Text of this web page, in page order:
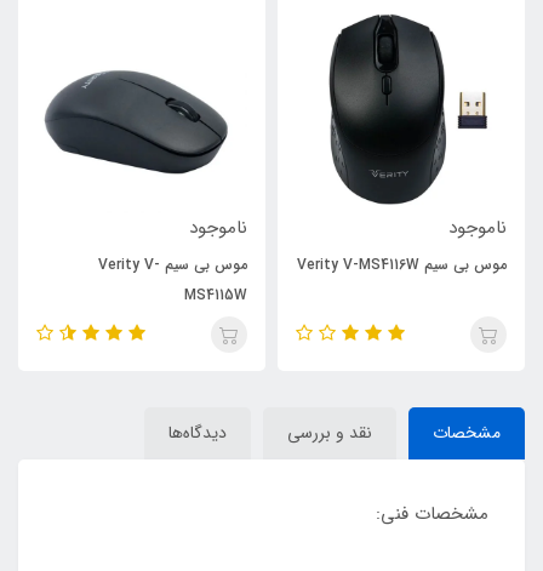
ناموجود
موس بی سیم Verity V-MS4116W
ناموجود
موس بی سیم Verity V-
MS4115W
مشخصات نقد و بررسی دیدگاه‌ها
مشخصات فنی: